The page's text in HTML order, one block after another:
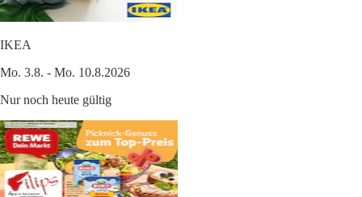
IKEA
Mo. 3.8. - Mo. 10.8.2026
Nur noch heute gültig